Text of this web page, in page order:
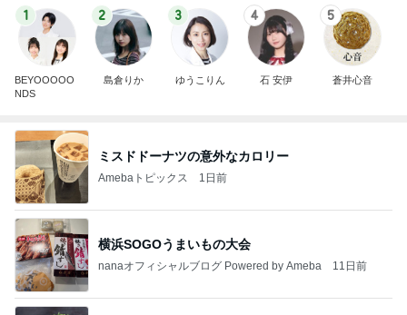
1
BEYOOOOO
NDS
2
島倉りか
3
ゆうこりん
4
石 安伊
5
蒼井心音
ミスドドーナツの意外なカロリー
Amebaトピックス 1日前
横浜SOGOうまいもの大会
nanaオフィシャルブログ Powered by Ameba 11日前